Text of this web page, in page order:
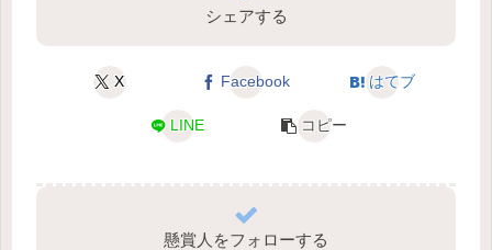
シェアする
X Facebook はてブ
LINE コピー
懸賞人をフォローする